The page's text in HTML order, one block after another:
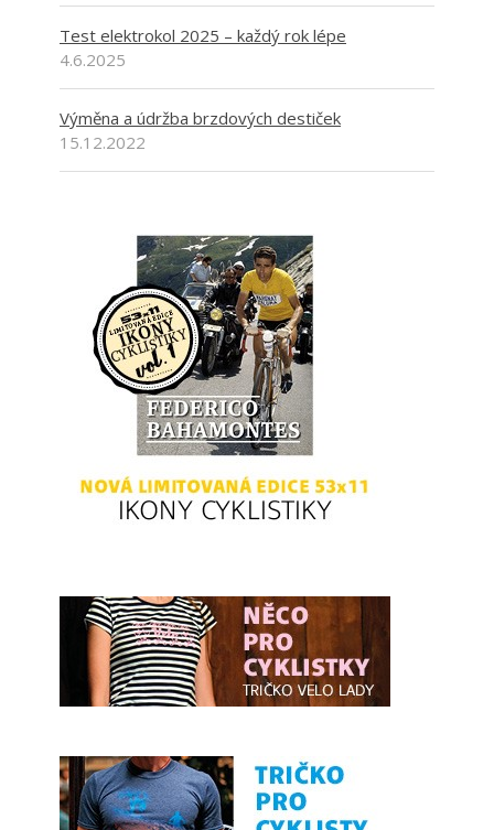
Test elektrokol 2025 – každý rok lépe
4.6.2025
Výměna a údržba brzdových destiček
15.12.2022